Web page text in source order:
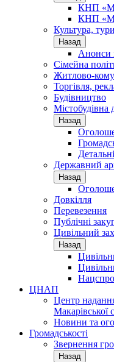
КНП
КНП
Культура,
Назад
Анонси
Сімейна
Житлово-
Торгівля,
Будівництво
Містобудівна
Назад
Державний
Назад
Довкілля
Перевезення
Публічні
Цивільний
Назад
ЦНАП
Центр
Макарівської
Новини та
Громадськості
Звернення
Назад